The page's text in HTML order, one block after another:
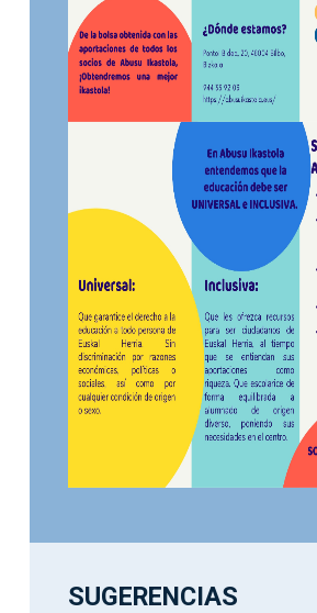
SUGERENCIAS